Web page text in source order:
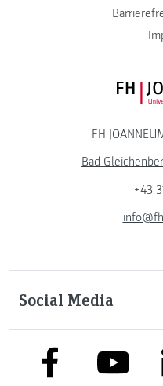
FH
Bad
+43
Social Media
link to facebooklink to